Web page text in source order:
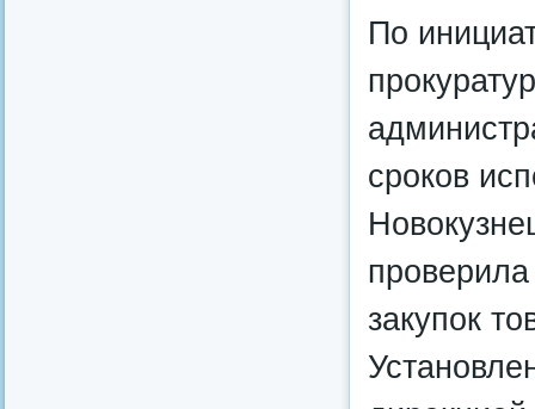
По
сроков
закупок